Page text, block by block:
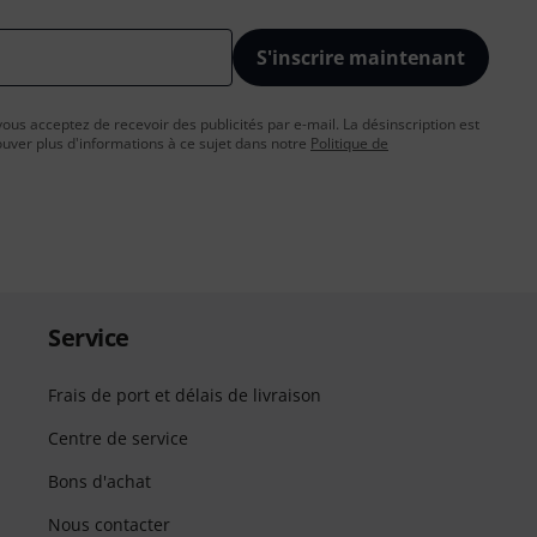
S'inscrire maintenant
acceptez de recevoir des publicités par e-mail. La désinscription est
plus d'informations à ce sujet dans notre Politique de
Service
Frais de port et délais de livraison
Centre de service
Bons d'achat
Nous contacter